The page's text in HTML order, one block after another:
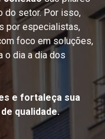
do setor. Por isso,
por especialistas,
foco em soluções,
o dia a dia dos
e fortaleça sua
qualidade.